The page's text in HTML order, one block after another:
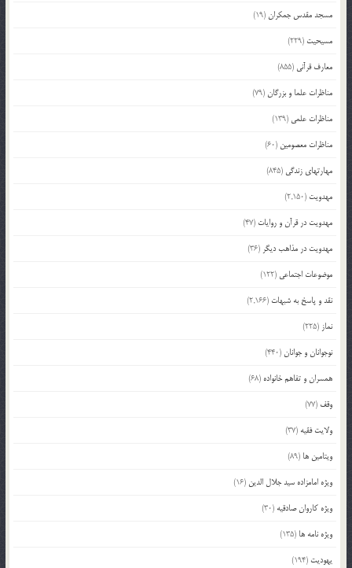
مسجد مقدس جمکران(19)
مسیحیت (229)
معارف قرآنی (855)
مناظرات علما و بزرگان(79)
مناظرات علمی (139)
مناظرات معصومین (60)
مهارتهای زندگی (845)
مهدویت (2,150)
مهدویت در قرآن و روایات (47)
مهدویت در مذاهب دیگر (36)
موضوعات اجتماعی (122)
نقد و پاسخ به شبهات (2,166)
نماز (225)
نوجوانان و جوانان(440)
همسران و تفاهم خانواده (68)
وقف (77)
ولایت فقیه (37)
ویتامین ها (89)
ویژه امامزاده سید جلال الدین (16)
ویژه کاروان صادقیه (30)
ویژه نامه ها (135)
یهودیت (194)